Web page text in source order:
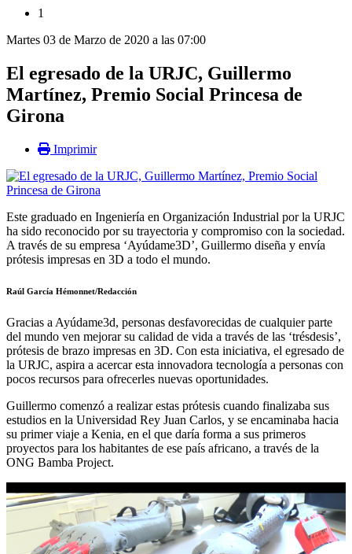
1
Martes 03 de Marzo de 2020 a las 07:00
El egresado de la URJC, Guillermo
Martínez, Premio Social Princesa de
Girona
Imprimir
Este graduado en Ingeniería en Organización Industrial por la URJC
ha sido reconocido por su trayectoria y compromiso con la sociedad.
A través de su empresa ‘Ayúdame3D’, Guillermo diseña y envía
prótesis impresas en 3D a todo el mundo.
Raúl García Hémonnet/Redacción
Gracias a Ayúdame3d, personas desfavorecidas de cualquier parte
del mundo ven mejorar su calidad de vida a través de las ‘trésdesis’,
prótesis de brazo impresas en 3D. Con esta iniciativa, el egresado de
la URJC, aspira a acercar esta innovadora tecnología a personas con
pocos recursos para ofrecerles nuevas oportunidades.
Guillermo comenzó a realizar estas prótesis cuando finalizaba sus
estudios en la Universidad Rey Juan Carlos, y se encaminaba hacia
su primer viaje a Kenia, en el que daría forma a sus primeros
proyectos para los habitantes de ese país africano, a través de la
ONG Bamba Project.